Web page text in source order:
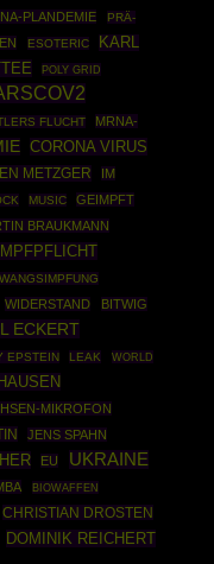
PLANDEMIE
PRÄ-
ESOTERIC
KARL
POLY GRID
FLUCHT
MRNA-
CORONA VIRUS
METZGER
IM
MUSIC GEIMPFT
BRAUKMANN
IMPFPFLICHT
WIDERSTAND BITWIG
ECKERT
EPSTEIN LEAK
WORLD
MIKROFON
JENS SPAHN
EU UKRAINE
BIOWAFFEN
CHRISTIAN DROSTEN
DOMINIK REICHERT